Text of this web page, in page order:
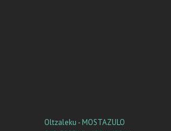
Oltzaleku - MOSTAZULO